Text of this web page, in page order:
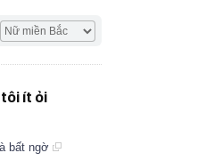
tôi ít ỏi
bất ngờ